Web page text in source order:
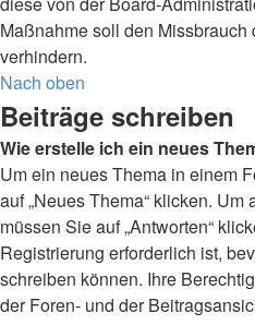
Maßnahme soll den
verhindern.
Nach oben
Beiträge schreiben
Wie erstelle ich ein neues
Um ein neues Thema in einem
auf „Neues Thema“ klicken.
müssen Sie auf „Antworten“
Registrierung erforderlich ist,
schreiben können. Ihre
der Foren- und der